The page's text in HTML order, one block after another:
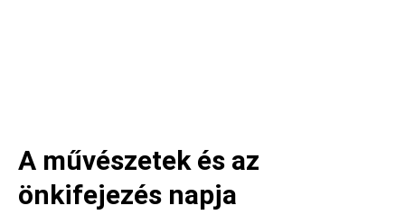
A művészetek és az
önkifejezés napja